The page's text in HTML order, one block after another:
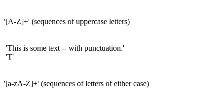
'[A-Z]+' (sequences of uppercase letters)
'This is some text -- with punctuation.'
'T'
'[a-zA-Z]+' (sequences of letters of either case)